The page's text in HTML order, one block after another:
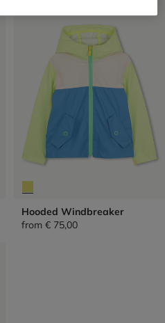
Hooded Windbreaker
from € 75,00